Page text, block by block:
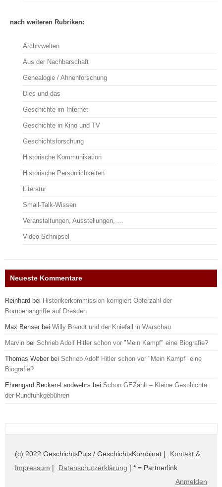
nach weiteren Rubriken:
Archivwelten
Aus der Nachbarschaft
Genealogie / Ahnenforschung
Dies und das
Geschichte im Internet
Geschichte in Kino und TV
Geschichtsforschung
Historische Kommunikation
Historische Persönlichkeiten
Literatur
Small-Talk-Wissen
Veranstaltungen, Ausstellungen, …
Video-Schnipsel
Neueste Kommentare
Reinhard bei Historikerkommission korrigiert Opferzahl der
Bombenangriffe auf Dresden
Max Benser bei Willy Brandt und der Kniefall in Warschau
Marvin bei Schrieb Adolf Hitler schon vor "Mein Kampf" eine Biografie?
Thomas Weber bei Schrieb Adolf Hitler schon vor "Mein Kampf" eine
Biografie?
Ehrengard Becken-Landwehrs bei Schon GEZahlt – Kleine Geschichte
der Rundfunkgebühren
(c) 2022 GeschichtsPuls / GeschichtsKombinat |
Kontakt &
Impressum | Datenschutzerklärung | * = Partnerlink
Anmelden